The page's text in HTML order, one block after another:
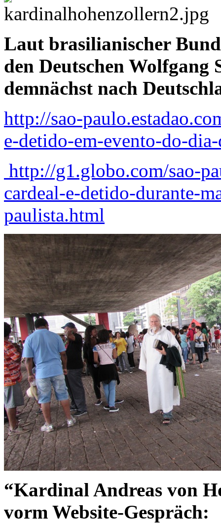
Laut brasilianischer
den Deutschen Wolfgang
demnächst nach
http://sao-
e-detido-em-evento-do-
http://g1.globo.com/sao-
cardeal-e-detido-durante-
paulista.html
“Kardinal Andreas von
vorm Website-Gespräch: